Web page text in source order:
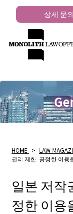
상세 문의
HOME > LAW
권리 제한: 공정한 이용
일본 저작
정한 이용